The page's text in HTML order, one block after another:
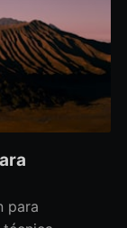
para